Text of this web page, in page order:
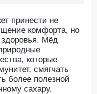
принести не
комфорта, но
Мёд
которые
смягчать
более полезной
сахару.